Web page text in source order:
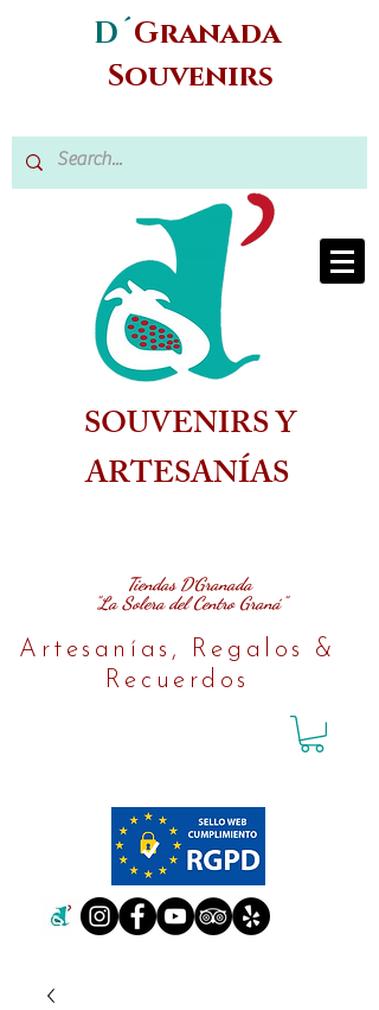
D´Granada
Souvenirs
SOUVENIRS Y
ARTESANÍAS
Tiendas D´Granada
"La Solera del Centro Graná"
Artesanías, Regalos &
Recuerdos